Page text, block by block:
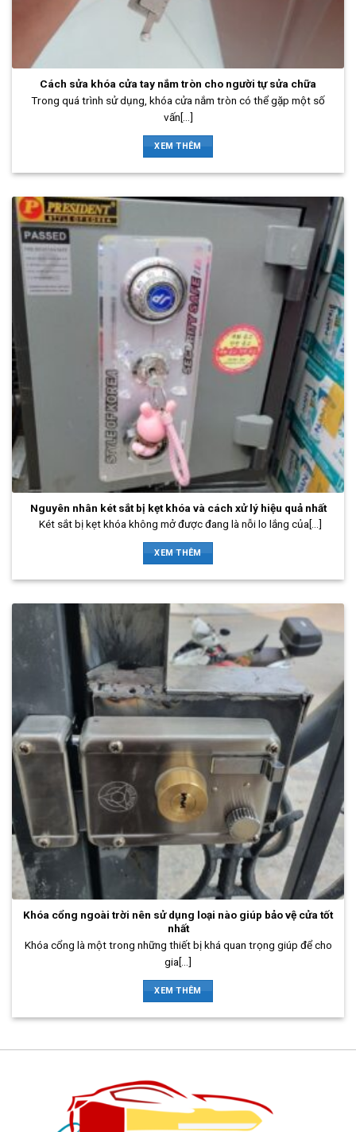
Cách sửa khóa cửa tay nắm tròn cho người tự sửa chữa
Trong quá trình sử dụng, khóa cửa nắm tròn có thể gặp một số
vấn[...]
XEM THÊM
Nguyên nhân két sắt bị kẹt khóa và cách xử lý hiệu quả nhất
Két sắt bị kẹt khóa không mở được đang là nỗi lo lắng của[...]
XEM THÊM
Khóa cổng ngoài trời nên sử dụng loại nào giúp bảo vệ cửa tốt
nhất
Khóa cổng là một trong những thiết bị khá quan trọng giúp để cho
gia[...]
XEM THÊM